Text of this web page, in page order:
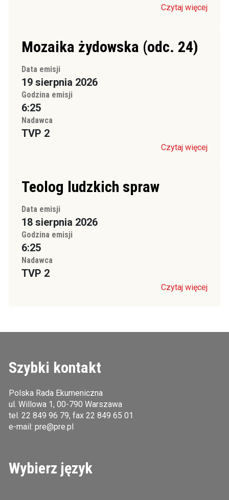
Czytaj więcej
Mozaika żydowska (odc. 24)
Data emisji
19 sierpnia 2026
Godzina emisji
6:25
Nadawca
TVP 2
Czytaj więcej
Teolog ludzkich spraw
Data emisji
18 sierpnia 2026
Godzina emisji
6:25
Nadawca
TVP 2
Czytaj więcej
Szybki kontakt
Polska Rada Ekumeniczna
ul. Willowa 1, 00-790 Warszawa
tel. 22 849 96 79, fax 22 849 65 01
e-mail: pre@pre.pl
Wybierz język